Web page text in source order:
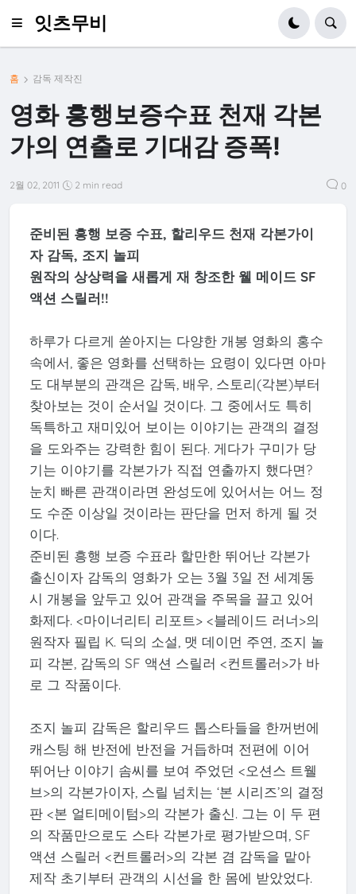
잇츠무비
홈 감독 제작진
영화 흥행보증수표 천재 각본
가의 연출로 기대감 증폭!
2월 02, 2011 2 min read 0
준비된 흥행 보증 수표, 할리우드 천재 각본가이
자 감독, 조지 놀피
원작의 상상력을 새롭게 재 창조한 웰 메이드 SF
액션 스릴러!!
하루가 다르게 쏟아지는 다양한 개봉 영화의 홍수
속에서, 좋은 영화를 선택하는 요령이 있다면 아마
도 대부분의 관객은 감독, 배우, 스토리(각본)부터
찾아보는 것이 순서일 것이다. 그 중에서도 특히
독특하고 재미있어 보이는 이야기는 관객의 결정
을 도와주는 강력한 힘이 된다. 게다가 구미가 당
기는 이야기를 각본가가 직접 연출까지 했다면?
눈치 빠른 관객이라면 완성도에 있어서는 어느 정
도 수준 이상일 것이라는 판단을 먼저 하게 될 것
이다.
준비된 흥행 보증 수표라 할만한 뛰어난 각본가
출신이자 감독의 영화가 오는 3월 3일 전 세계동
시 개봉을 앞두고 있어 관객을 주목을 끌고 있어
화제다. <마이너리티 리포트> <블레이드 러너>의
원작자 필립 K. 딕의 소설, 맷 데이먼 주연, 조지 놀
피 각본, 감독의 SF 액션 스릴러 <컨트롤러>가 바
로 그 작품이다.
조지 놀피 감독은 할리우드 톱스타들을 한꺼번에
캐스팅 해 반전에 반전을 거듭하며 전편에 이어
뛰어난 이야기 솜씨를 보여 주었던 <오션스 트웰
브>의 각본가이자, 스릴 넘치는 ‘본 시리즈’의 결정
판 <본 얼티메이텀>의 각본가 출신. 그는 이 두 편
의 작품만으로도 스타 각본가로 평가받으며, SF
액션 스릴러 <컨트롤러>의 각본 겸 감독을 맡아
제작 초기부터 관객의 시선을 한 몸에 받았었다.